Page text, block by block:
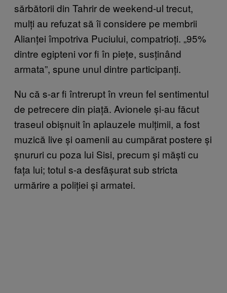
sărbătorii din Tahrir de weekend-ul trecut,
mulți au refuzat să îi considere pe membrii
Alianței împotriva Puciului, compatrioți. „95%
dintre egipteni vor fi în piețe, susținând
armata”, spune unul dintre participanți.
Nu că s-ar fi întrerupt în vreun fel sentimentul
de petrecere din piață. Avionele și-au făcut
traseul obișnuit în aplauzele mulțimii, a fost
muzică live și oamenii au cumpărat postere și
șnururi cu poza lui Sisi, precum și măști cu
fața lui; totul s-a desfășurat sub stricta
urmărire a poliției și armatei.